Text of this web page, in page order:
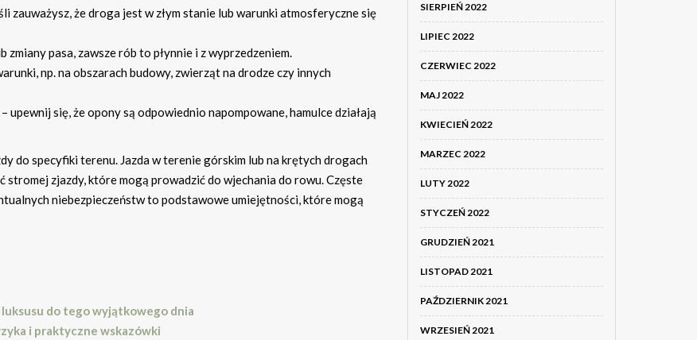
zauważysz, że droga jest w złym stanie lub warunki atmosferyczne się
zmiany pasa, zawsze rób to płynnie i z wyprzedzeniem.
np. na obszarach budowy, zwierząt na drodze czy innych
– upewnij się, że opony są odpowiednio napompowane, hamulce działają
do specyfiki terenu. Jazda w terenie górskim lub na krętych drogach
zjazdy, które mogą prowadzić do wjechania do rowu. Częste
niebezpieczeństw to podstawowe umiejętności, które mogą
do tego wyjątkowego dnia
i praktyczne wskazówki
SIERPIEŃ 2022
LIPIEC 2022
CZERWIEC 2022
MAJ 2022
KWIECIEŃ 2022
MARZEC 2022
LUTY 2022
STYCZEŃ 2022
GRUDZIEŃ 2021
LISTOPAD 2021
PAŹDZIERNIK 2021
WRZESIEŃ 2021